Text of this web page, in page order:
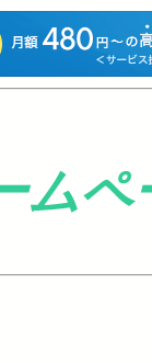
ムペ